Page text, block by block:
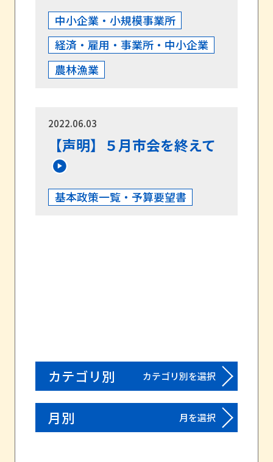
中小企業・小規模事業所
経済・雇用・事業所・中小企業
農林漁業
2022.06.03
【声明】５月市会を終えて
基本政策一覧・予算要望書
カテゴリ別 カテゴリ別を選択
月別 月を選択